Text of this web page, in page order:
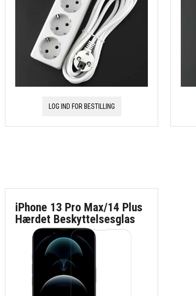
LOG IND FOR BESTILLING
iPhone 13 Pro Max/14 Plus
Hærdet Beskyttelsesglas